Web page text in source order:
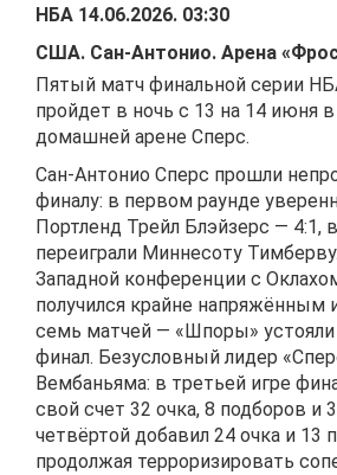
Пятый матч финальной серии
пройдет в ночь с 13 на 14 июня
домашней арене Сперс.
Сан-Антонио Сперс прошли
финалу: в первом раунде
Портленд Трейл Блэйзерс — 4:1,
переиграли Миннесоту
Западной конференции с
получился крайне напряжённым
семь матчей — «Шпоры»
финал. Безусловный лидер
Вембаньяма: в третьей игре
свой счет 32 очка, 8 подборов и
четвёртой добавил 24 очка и 13
продолжая терроризировать
НБА 14.06.2026. 03:30
США. Сан-Антонио. Арена